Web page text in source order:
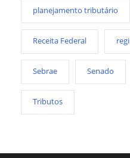
planejamento tributário
Receita Federal
Sebrae Senado
Tributos